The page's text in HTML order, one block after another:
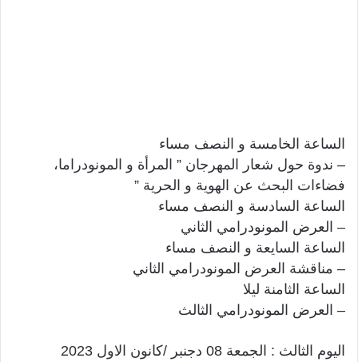
الساعة الخامسة و النصف مساء
– ندوة حول شعار المهرجان ” المرأة و المونودراما،
فضاءات البحث عن الهوية و الحرية ”
الساعة السادسة و النصف مساء
– العرض المونودرامي الثاني
الساعة السايعة و النصف مساء
– مناقشة العرض المونودرامي الثاني
الساعة الثامنة ليلا
– العرض المونودرامي الثالث
اليوم الثالث : الجمعة 08 دجنبر /كانون الاول 2023